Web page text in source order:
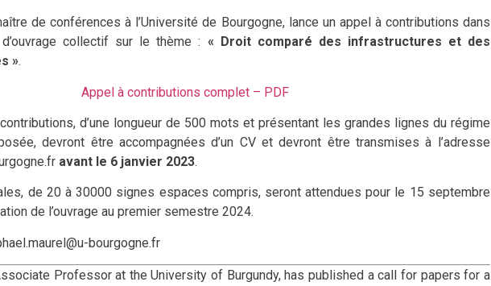
de conférences à l’Université de Bourgogne, lance un appel à contributions dans
collectif sur le thème : « Droit comparé des infrastructures et des
».
Appel à contributions complet – PDF
d’une longueur de 500 mots et présentant les grandes lignes du régime
devront être accompagnées d’un CV et devront être transmises à l’adresse
avant le 6 janvier 2023.
de 20 à 30000 signes espaces compris, seront attendues pour le 15 septembre
de l’ouvrage au premier semestre 2024.
bourgogne.fr
Professor at the University of Burgundy, has published a call for papers for a